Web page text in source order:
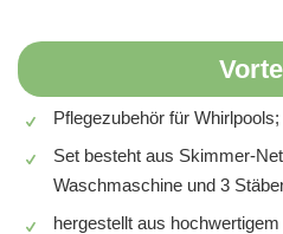
Pflegezubehör für Whirlpools;
Set besteht aus Skimmer-
Waschmaschine und 3
hergestellt aus